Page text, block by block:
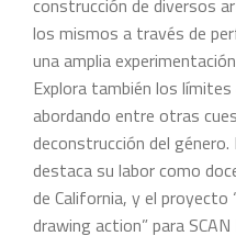
construcción de diversos
los mismos a través de
una amplia
Explora también los
abordando entre otras
deconstrucción del
destaca su labor como
de California, y el
drawing action” para